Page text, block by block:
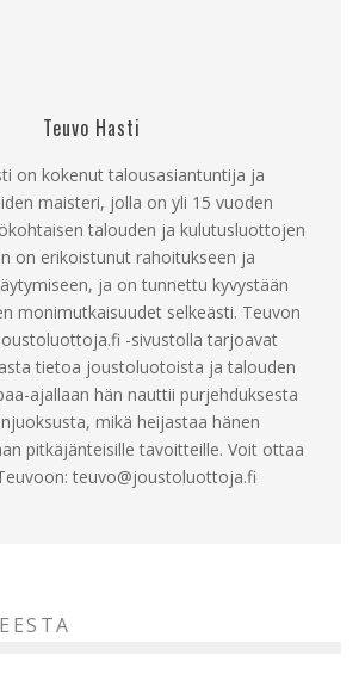
Teuvo Hasti
on kokenut talousasiantuntija ja
maisteri, jolla on yli 15 vuoden
talouden ja kulutusluottojen
on erikoistunut rahoitukseen ja
ja on tunnettu kyvystään
monimutkaisuudet selkeästi. Teuvon
-sivustolla tarjoavat
tietoa joustoluotoista ja talouden
ajallaan hän nauttii purjehduksesta
mikä heijastaa hänen
pitkäjänteisille tavoitteille. Voit ottaa
teuvo@joustoluottoja.fi